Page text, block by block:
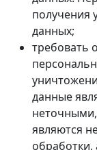
получения
данных;
требовать
данные
являются